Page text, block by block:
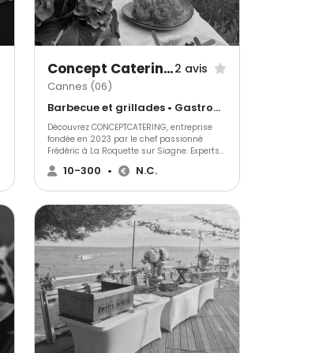
Concept Catering Events2 avis
Cannes (06)
Barbecue et grillades • Gastronomique • Français Traditionnel
Découvrez CONCEPTCATERING, entreprise
fondée en 2023 par le chef passionné
Frédéric à La Roquette sur Siagne. Experts
en organisation d'événements, nous
proposons des services de qualité pour
uniques, chaque plat reflétant notre
passion pour la gastronomie. Transformez
vos événements spéciaux en moments
inoubliables avec CONCEPTCATERING.
10-300 • N.C.